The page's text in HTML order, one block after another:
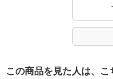
この商品を見た人は、